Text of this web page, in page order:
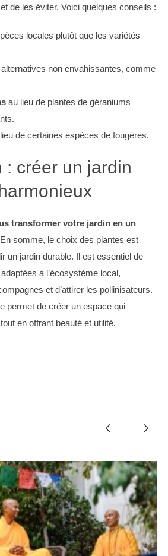
de les éviter. Voici quelques conseils :
locales plutôt que les variétés
non envahissantes, comme
au lieu de plantes de géraniums
de certaines espèces de fougères.
: créer un jardin
transformer votre jardin en un
somme, le choix des plantes est
un jardin durable. Il est essentiel de
à l’écosystème local,
et d’attirer les pollinisateurs.
permet de créer un espace qui
en offrant beauté et utilité.